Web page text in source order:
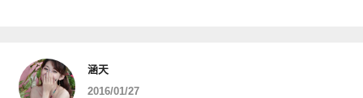
涵天
2016/01/27